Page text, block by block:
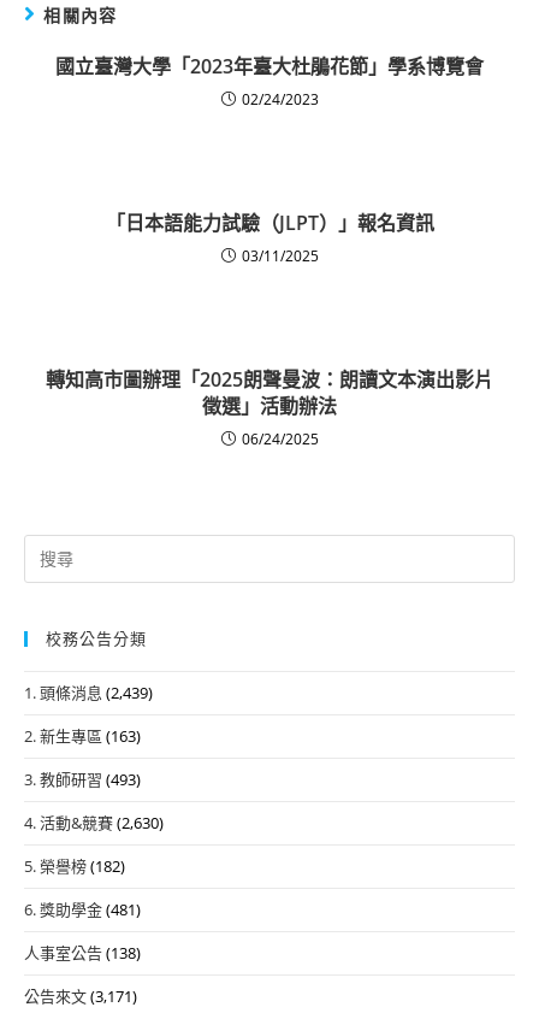
相關內容
國立臺灣大學「2023年臺大杜鵑花節」學系博覽會
02/24/2023
「日本語能力試驗（JLPT）」報名資訊
03/11/2025
轉知高市圖辦理「2025朗聲曼波：朗讀文本演出影片
徵選」活動辦法
06/24/2025
Search
for:
校務公告分類
1. 頭條消息 (2,439)
2. 新生專區 (163)
3. 教師研習 (493)
4. 活動&競賽(2,630)
5. 榮譽榜(182)
6. 獎助學金(481)
人事室公告(138)
公告來文(3,171)